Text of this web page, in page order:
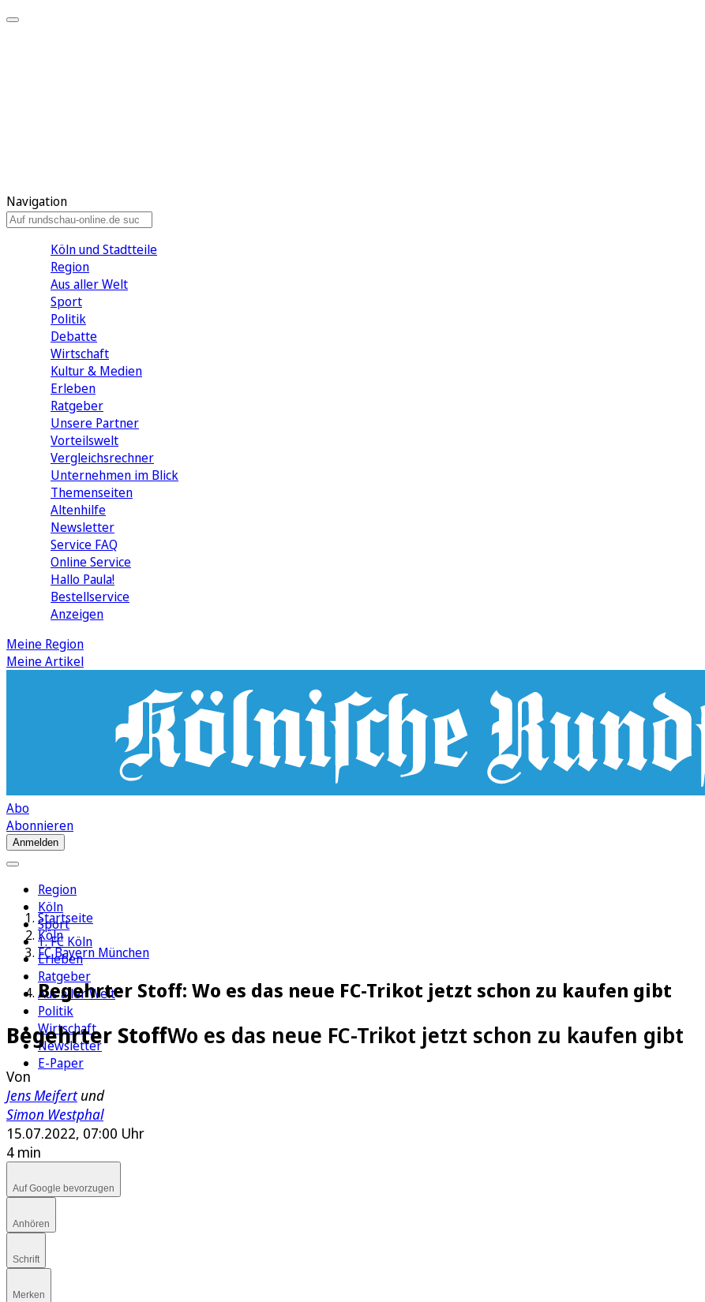
Navigation
Köln und Stadtteile
Region
Aus aller Welt
Sport
Politik
Debatte
Wirtschaft
Kultur & Medien
Erleben
Ratgeber
Unsere Partner
Vorteilswelt
Vergleichsrechner
Unternehmen im Blick
Themenseiten
Altenhilfe
Newsletter
Service FAQ
Online Service
Hallo Paula!
Bestellservice
Anzeigen
Meine Region
Meine Artikel
Abo
Abonnieren
Anmelden
Region
Köln
Sport
1. FC Köln
Erleben
Ratgeber
Aus aller Welt
Politik
Wirtschaft
Newsletter
E-Paper
Startseite
Köln
FC Bayern München
Begehrter Stoff: Wo es das neue FC-Trikot jetzt schon zu kaufen gibt
Begehrter StoffWo es das neue FC-Trikot jetzt schon zu kaufen gibt
Von
Jens Meifertund
Simon Westphal
15.07.2022, 07:00 Uhr
4 min
Auf Google bevorzugen
Anhören
Schrift
Merken